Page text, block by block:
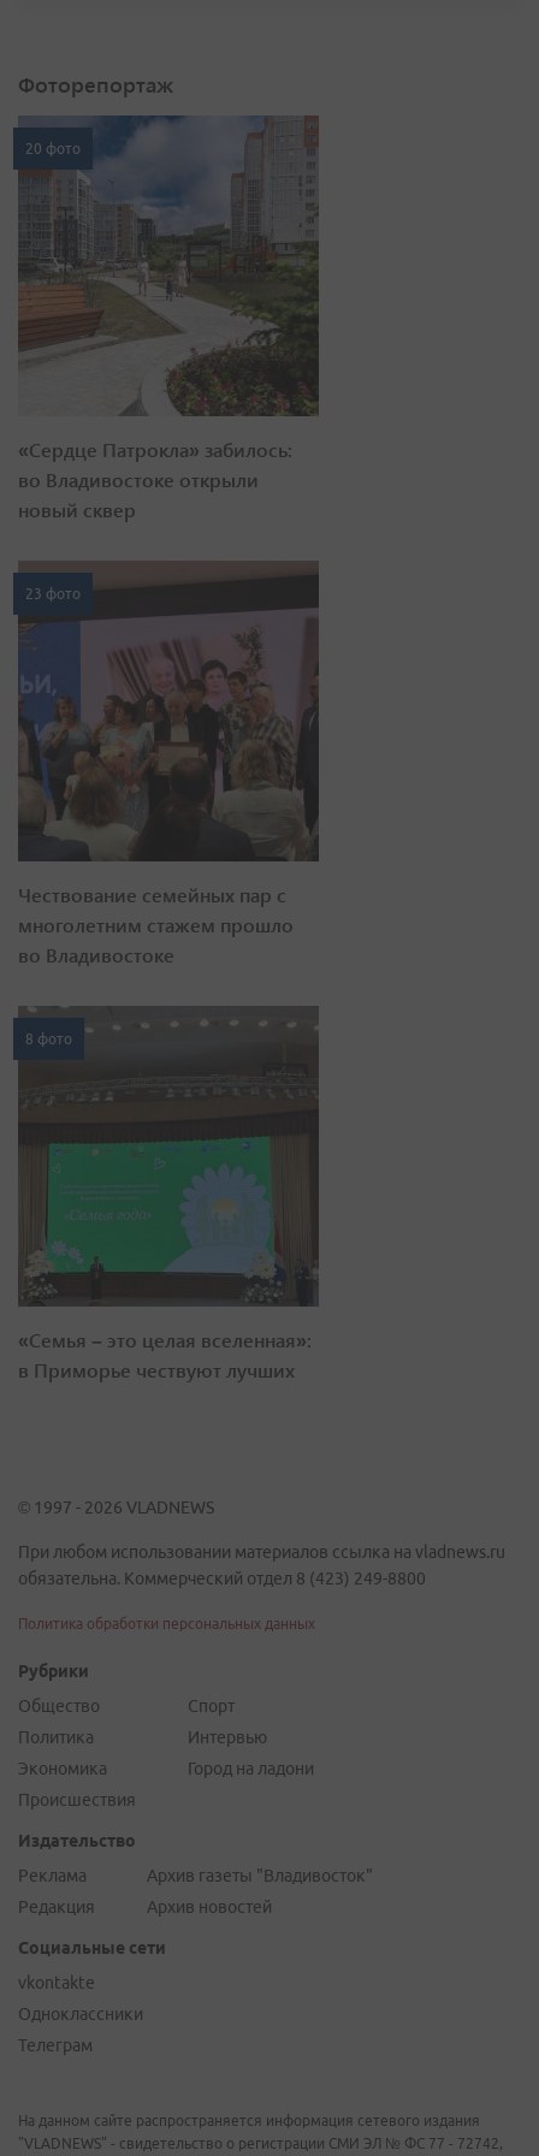
Фоторепортаж
20 фото
«Сердце Патрокла» забилось:
во Владивостоке открыли
новый сквер
23 фото
Чествование семейных пар с
многолетним стажем прошло
во Владивостоке
8 фото
«Семья – это целая вселенная»:
в Приморье чествуют лучших
© 1997 - 2026 VLADNEWS
При любом использовании материалов ссылка на vladnews.ru
обязательна. Коммерческий отдел 8 (423) 249-8800
Политика обработки персональных данных
Рубрики
Общество
Политика
Экономика
Происшествия
Спорт
Интервью
Город на ладони
Издательство
Реклама
Редакция
Архив газеты "Владивосток"
Архив новостей
Социальные сети
vkontakte
Одноклассники
Телеграм
На данном сайте распространяется информация сетевого издания
"VLADNEWS" - свидетельство о регистрации СМИ ЭЛ № ФС 77 - 72742,